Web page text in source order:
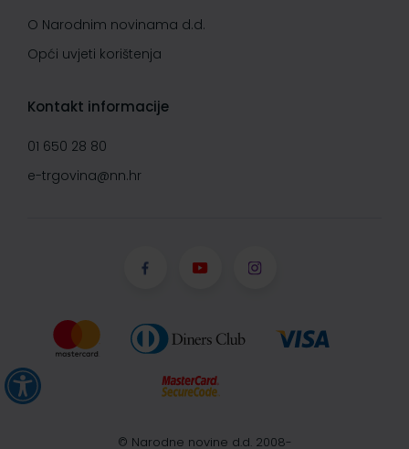
O Narodnim novinama d.d.
Opći uvjeti korištenja
Kontakt informacije
01 650 28 80
e-trgovina@nn.hr
© Narodne novine d.d. 2008-